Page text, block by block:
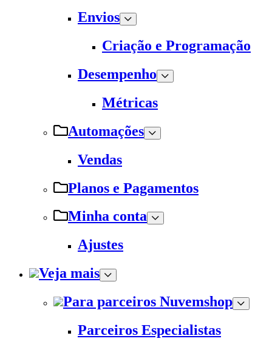
Envios
Criação e Programação
Desempenho
Métricas
Automações
Vendas
Planos e Pagamentos
Minha conta
Ajustes
Veja mais
Para parceiros Nuvemshop
Parceiros Especialistas